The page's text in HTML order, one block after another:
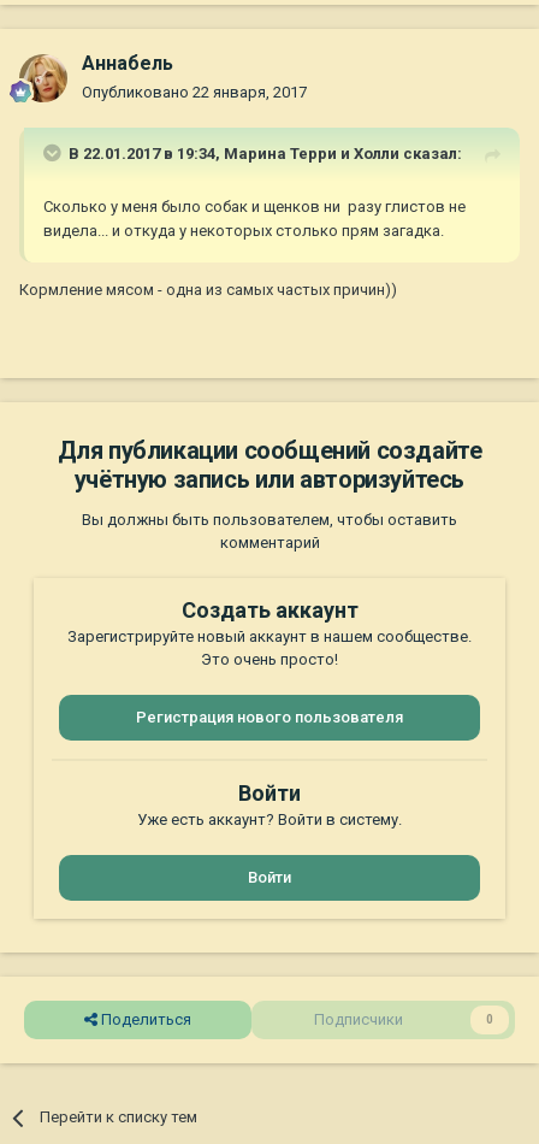
Aннaбель
Опубликовано 22 января, 2017
В 22.01.2017 в 19:34, Марина Терри и Холли сказал:
Сколько у меня было собак и щенков ни разу глистов не
видела... и откуда у некоторых столько прям загадка.
Кормление мясом - одна из самых частых причин))
Для публикации сообщений создайте
учётную запись или авторизуйтесь
Вы должны быть пользователем, чтобы оставить
комментарий
Создать аккаунт
Зарегистрируйте новый аккаунт в нашем сообществе.
Это очень просто!
Регистрация нового пользователя
Войти
Уже есть аккаунт? Войти в систему.
Войти
Поделиться Подписчики 0
Перейти к списку тем